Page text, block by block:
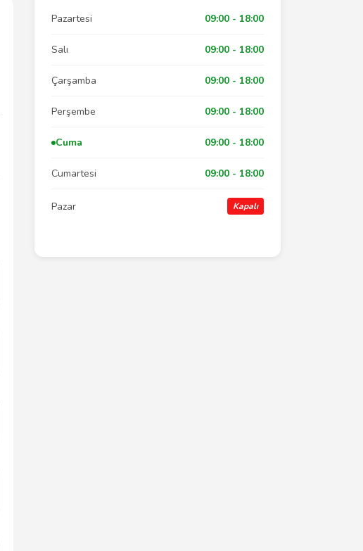
Pazartesi 09:00 - 18:00
Salı 09:00 - 18:00
Çarşamba 09:00 - 18:00
Perşembe 09:00 - 18:00
Cuma 09:00 - 18:00
Cumartesi 09:00 - 18:00
Pazar Kapalı